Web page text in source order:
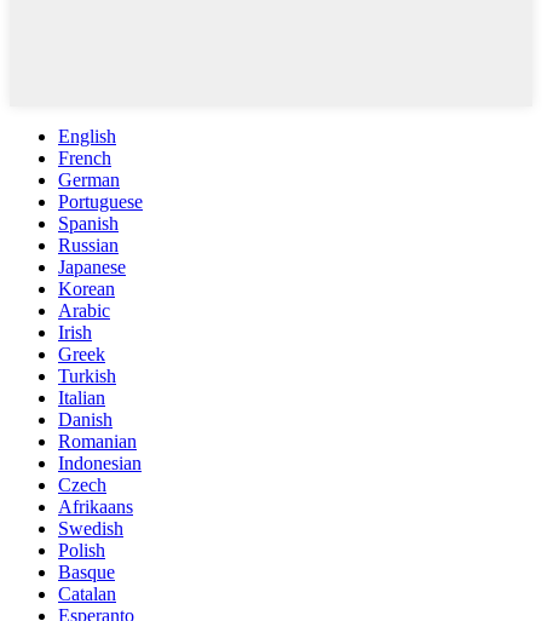
English
French
German
Portuguese
Spanish
Russian
Japanese
Korean
Arabic
Irish
Greek
Turkish
Italian
Danish
Romanian
Indonesian
Czech
Afrikaans
Swedish
Polish
Basque
Catalan
Esperanto